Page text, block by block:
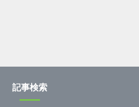
記事検索